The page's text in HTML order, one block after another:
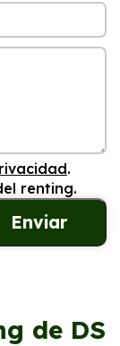
.
renting.
de DS